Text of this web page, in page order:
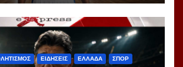
ΕΙΔΗΣΕΙΣ ΕΛΛΑΔΑ ΣΠΟΡ